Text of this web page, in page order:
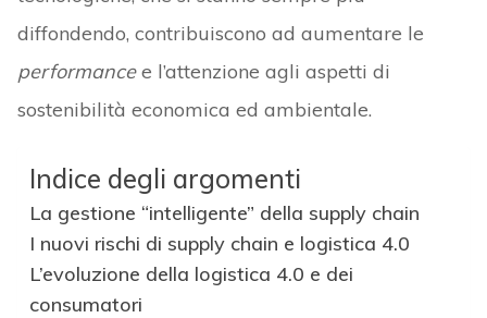
diffondendo, contribuiscono ad aumentare le
performancee l’attenzione agli aspetti di
sostenibilità economica ed ambientale.
Indice degli argomenti
La gestione “intelligente” della supply chain
I nuovi rischi di supply chain e logistica 4.0
L’evoluzione della logistica 4.0 e dei
consumatori